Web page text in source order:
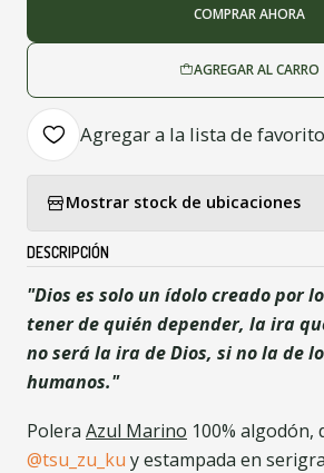
AGREGAR AL CARRO
COMPRAR AHORA
Agregar a la lista de
Mostrar stock de ubicaciones
DESCRIPCIÓN
"Dios es solo un ídolo creado por
tener de quién depender, la ira
no será la ira de Dios, si no la de
humanos."
Polera Azul Marino 100% algodón,
@tsu_zu_ku y estampada en